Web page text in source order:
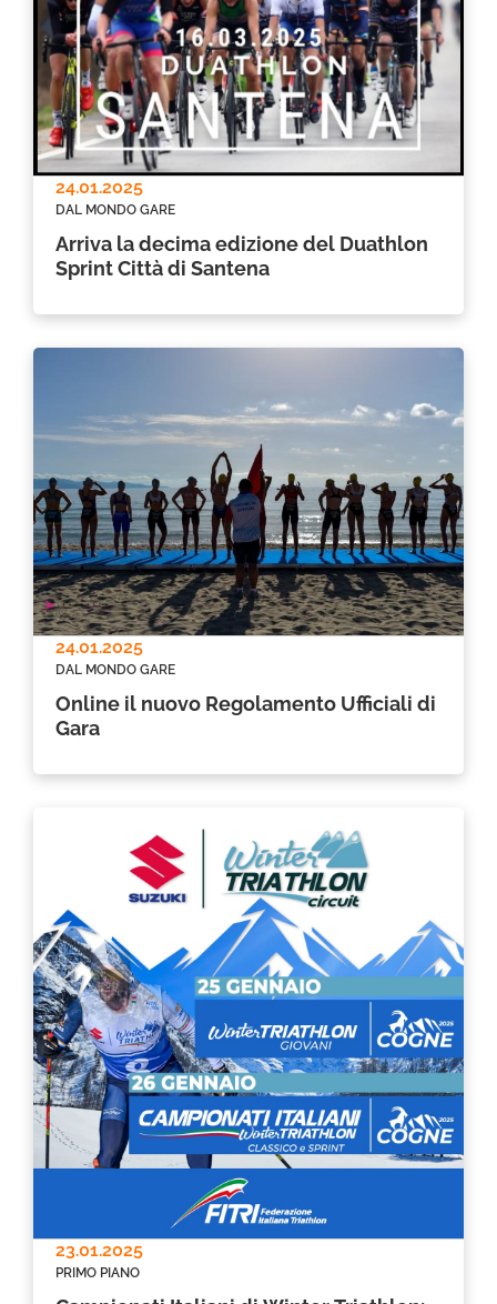
24.01.2025
DAL MONDO GARE
Arriva la decima edizione del Duathlon
Sprint Città di Santena
24.01.2025
DAL MONDO GARE
Online il nuovo Regolamento Ufficiali di
Gara
23.01.2025
PRIMO PIANO